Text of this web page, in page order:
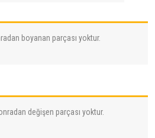
boyanan parçası yoktur.
değişen parçası yoktur.